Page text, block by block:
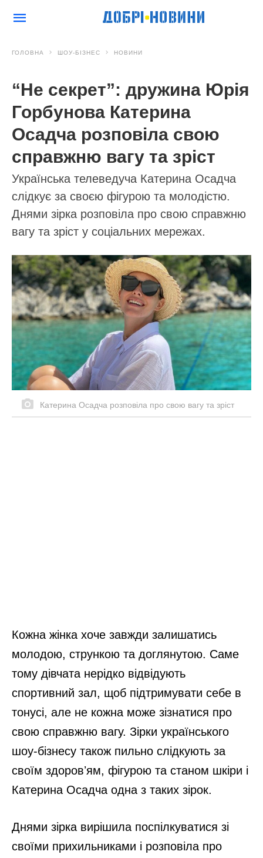
ГОЛОВНА ШОУ-БІЗНЕС НОВИНИ
“Не секрет”: дружина Юрія
Горбунова Катерина
Осадча розповіла свою
справжню вагу та зріст
Українська телеведуча Катерина Осадча
слідкує за своєю фігурою та молодістю.
Днями зірка розповіла про свою справжню
вагу та зріст у соціальних мережах.
Катерина Осадча розповіла про свою вагу та зріст
Кожна жінка хоче завжди залишатись
молодою, стрункою та доглянутою. Саме
тому дівчата нерідко відвідують
спортивний зал, щоб підтримувати себе в
тонусі, але не кожна може зізнатися про
свою справжню вагу. Зірки українського
шоу-бізнесу також пильно слідкують за
своїм здоровʼям, фігурою та станом шкіри і
Катерина Осадча одна з таких зірок.
Днями зірка вирішила поспілкуватися зі
своїми прихильниками і розповіла про